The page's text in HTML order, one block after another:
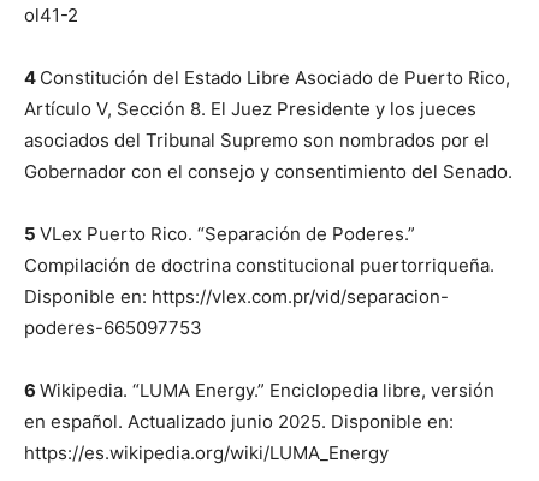
ol41-2
4 Constitución del Estado Libre Asociado de Puerto Rico,
Artículo V, Sección 8. El Juez Presidente y los jueces
asociados del Tribunal Supremo son nombrados por el
Gobernador con el consejo y consentimiento del Senado.
5 VLex Puerto Rico. “Separación de Poderes.”
Compilación de doctrina constitucional puertorriqueña.
Disponible en: https://vlex.com.pr/vid/separacion-
poderes-665097753
6 Wikipedia. “LUMA Energy.” Enciclopedia libre, versión
en español. Actualizado junio 2025. Disponible en:
https://es.wikipedia.org/wiki/LUMA_Energy